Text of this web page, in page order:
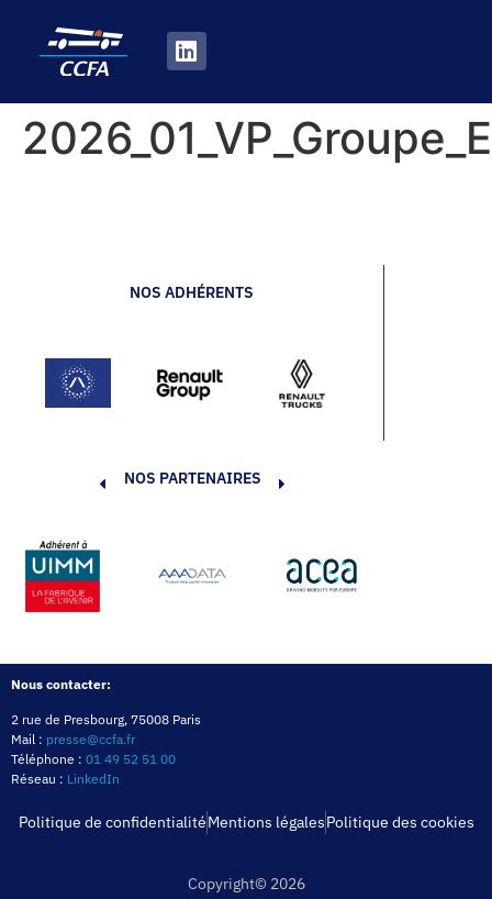
NOS ADHÉRENTS
NOS PARTENAIRES
Nous contacter:
2 rue de Presbourg, 75008 Paris
Mail : presse@ccfa.fr
Téléphone : 01 49 52 51 00
Réseau : LinkedIn
Politique de confidentialitéMentions légalesPolitique des cookies
Copyright© 2026